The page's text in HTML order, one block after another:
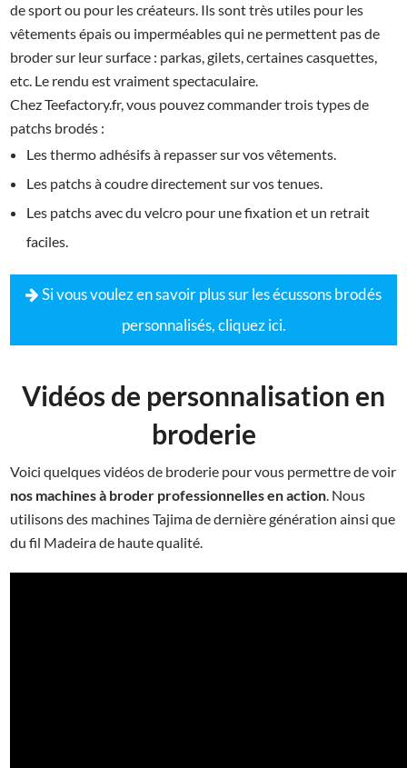
de sport ou pour les créateurs. Ils sont très utiles pour les
vêtements épais ou imperméables qui ne permettent pas de
broder sur leur surface : parkas, gilets, certaines casquettes,
etc. Le rendu est vraiment spectaculaire.
Chez Teefactory.fr, vous pouvez commander trois types de
patchs brodés :
Les thermo adhésifs à repasser sur vos vêtements.
Les patchs à coudre directement sur vos tenues.
Les patchs avec du velcro pour une fixation et un retrait
faciles.
Si vous voulez en savoir plus sur les écussons brodés
personnalisés, cliquez ici.
Vidéos de personnalisation en
broderie
Voici quelques vidéos de broderie pour vous permettre de voir
nos machines à broder professionnelles en action . Nous
utilisons des machines Tajima de dernière génération ainsi que
du fil Madeira de haute qualité.